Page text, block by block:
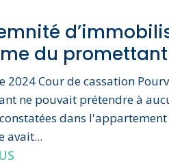
du
2024 Cour de cassation
ne pouvait prétendre à
dans
avait...